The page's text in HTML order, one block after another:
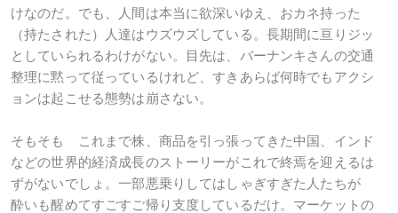
けなのだ。でも、人間は本当に欲深いゆえ、おカネ持った
（持たされた）人達はウズウズしている。長期間に亘りジッ
としていられるわけがない。目先は、バーナンキさんの交通
整理に黙って従っているけれど、すきあらば何時でもアクシ
ョンは起こせる態勢は崩さない。
そもそも これまで株、商品を引っ張ってきた中国、インド
などの世界的経済成長のストーリーがこれで終焉を迎えるは
ずがないでしょ。一部悪乗りしてはしゃぎすぎた人たちが
酔いも醒めてすごすご帰り支度しているだけ。マーケットの